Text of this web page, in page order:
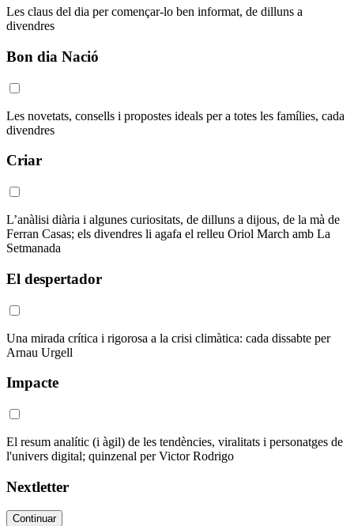
Les claus del dia per començar-lo ben informat, de dilluns a
divendres
Bon dia Nació
Les novetats, consells i propostes ideals per a totes les famílies, cada
divendres
Criar
L’anàlisi diària i algunes curiositats, de dilluns a dijous, de la mà de
Ferran Casas; els divendres li agafa el relleu Oriol March amb La
Setmanada
El despertador
Una mirada crítica i rigorosa a la crisi climàtica: cada dissabte per
Arnau Urgell
Impacte
El resum analític (i àgil) de les tendències, viralitats i personatges de
l'univers digital; quinzenal per Victor Rodrigo
Nextletter
Continuar